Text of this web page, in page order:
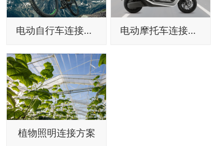
电动自行车连接方案 电动摩托车连接方案
植物照明连接方案